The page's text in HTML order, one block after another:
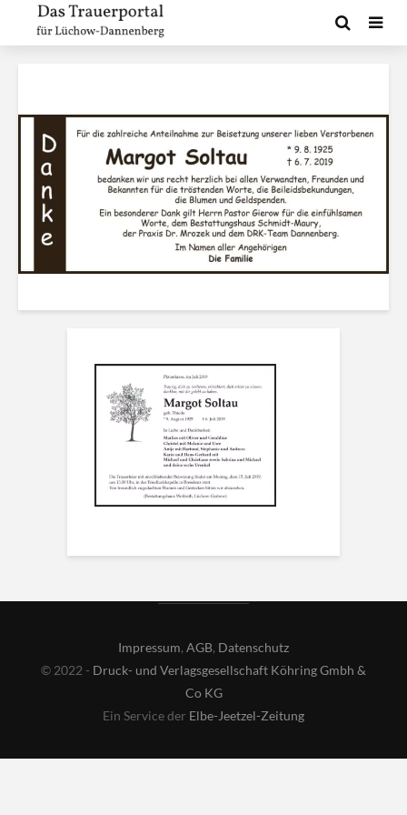
Impressum, AGB, Datenschutz
© 2022 - Druck- und Verlagsgesellschaft Köhring Gmbh &
Co KG
Ein Service der Elbe-Jeetzel-Zeitung